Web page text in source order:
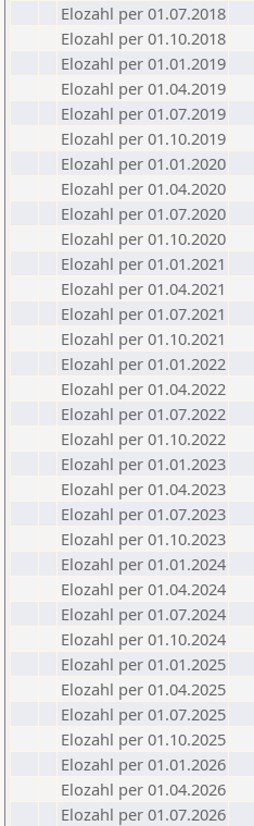
Elozahl per 01.07.2018
Elozahl per 01.10.2018
Elozahl per 01.01.2019
Elozahl per 01.04.2019
Elozahl per 01.07.2019
Elozahl per 01.10.2019
Elozahl per 01.01.2020
Elozahl per 01.04.2020
Elozahl per 01.07.2020
Elozahl per 01.10.2020
Elozahl per 01.01.2021
Elozahl per 01.04.2021
Elozahl per 01.07.2021
Elozahl per 01.10.2021
Elozahl per 01.01.2022
Elozahl per 01.04.2022
Elozahl per 01.07.2022
Elozahl per 01.10.2022
Elozahl per 01.01.2023
Elozahl per 01.04.2023
Elozahl per 01.07.2023
Elozahl per 01.10.2023
Elozahl per 01.01.2024
Elozahl per 01.04.2024
Elozahl per 01.07.2024
Elozahl per 01.10.2024
Elozahl per 01.01.2025
Elozahl per 01.04.2025
Elozahl per 01.07.2025
Elozahl per 01.10.2025
Elozahl per 01.01.2026
Elozahl per 01.04.2026
Elozahl per 01.07.2026